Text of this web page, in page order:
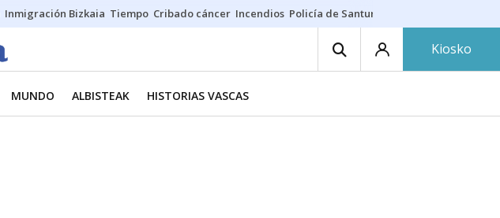
Inmigración Bizkaia Tiempo Cribado cáncer Incendios Policía de Santurtzi
Kiosko
MUNDO ALBISTEAK HISTORIAS VASCAS